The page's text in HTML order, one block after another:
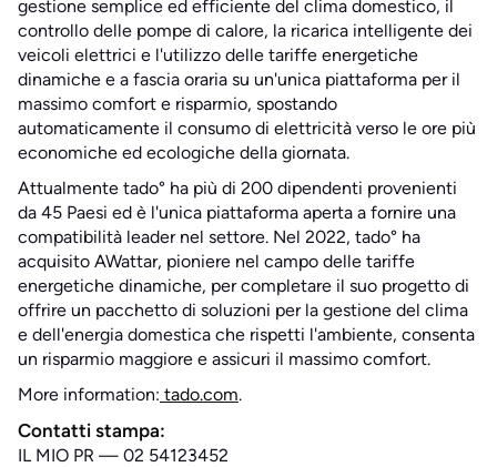
gestione semplice ed efficiente del clima domestico, il
controllo delle pompe di calore, la ricarica intelligente dei
veicoli elettrici e l'utilizzo delle tariffe energetiche
dinamiche e a fascia oraria su un'unica piattaforma per il
massimo comfort e risparmio, spostando
automaticamente il consumo di elettricità verso le ore più
economiche ed ecologiche della giornata.
Attualmente tado° ha più di 200 dipendenti provenienti
da 45 Paesi ed è l'unica piattaforma aperta a fornire una
compatibilità leader nel settore. Nel 2022, tado° ha
acquisito AWattar, pioniere nel campo delle tariffe
energetiche dinamiche, per completare il suo progetto di
offrire un pacchetto di soluzioni per la gestione del clima
e dell'energia domestica che rispetti l'ambiente, consenta
un risparmio maggiore e assicuri il massimo comfort.
More information: tado.com.
Contatti stampa:
IL MIO PR — 02 54123452